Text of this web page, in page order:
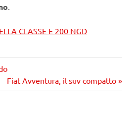
CLASSE E 200 NGD
Prossimo
articolo
Fiat Avventura, il suv compatto